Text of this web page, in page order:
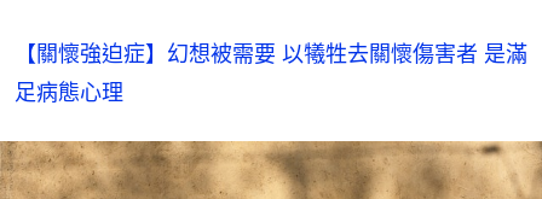
【關懷強迫症】幻想被需要 以犧牲去關懷傷害者 是滿
足病態心理